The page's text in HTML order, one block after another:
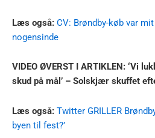
Læs også: CV: Brøndby-køb var
nogensinde
VIDEO ØVERST I ARTIKLEN: ‘Vi
skud på mål’ – Solskjær skuffet
Læs også: Twitter GRILLER
byen til fest?’